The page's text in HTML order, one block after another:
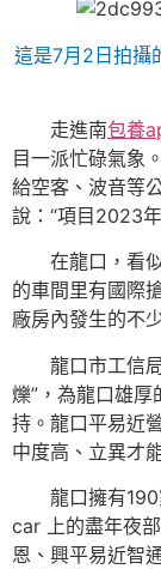
這是7月2日拍攝
走進南包養
目一派忙碌氣象
給空客、波音等
說：“項目2023
在龍口，看
的車間里有國際
廠房內發生的不
龍口市工信
爍”，為龍口雄
持。龍口平易近
中度高、立異才
龍口擁有
car 上的盡年夜
恩、興平易近智